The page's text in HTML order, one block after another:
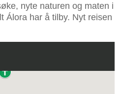
nyte naturen og maten i
Álora har å tilby. Nyt reisen